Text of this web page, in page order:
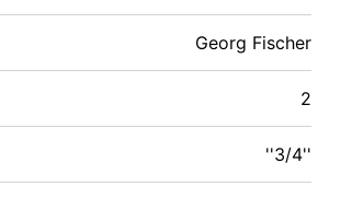
Georg Fischer
2
''3/4''